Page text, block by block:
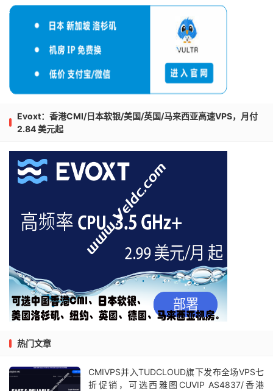
Evoxt：香港CMI/日本软银/美国/英国/马来西亚高速VPS，月付
2.84 美元起
热门文章
CMIVPS并入TUDCLOUD旗下发布全场VPS七
折促销，可选西雅图CUVIP AS4837/香港